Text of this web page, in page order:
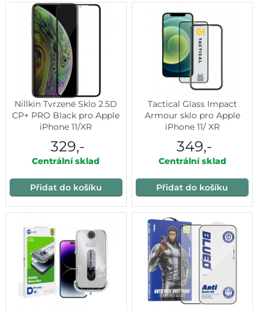
Nillkin Tvrzené Sklo 2.5D
CP+ PRO Black pro Apple
iPhone 11/XR
329,-
Centrální sklad
Přidat do košíku
Tactical Glass Impact
Armour sklo pro Apple
iPhone 11/ XR
349,-
Centrální sklad
Přidat do košíku